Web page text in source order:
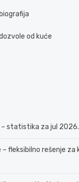
od kuće
– statistika za jul 2026.
– fleksibilno rešenje za